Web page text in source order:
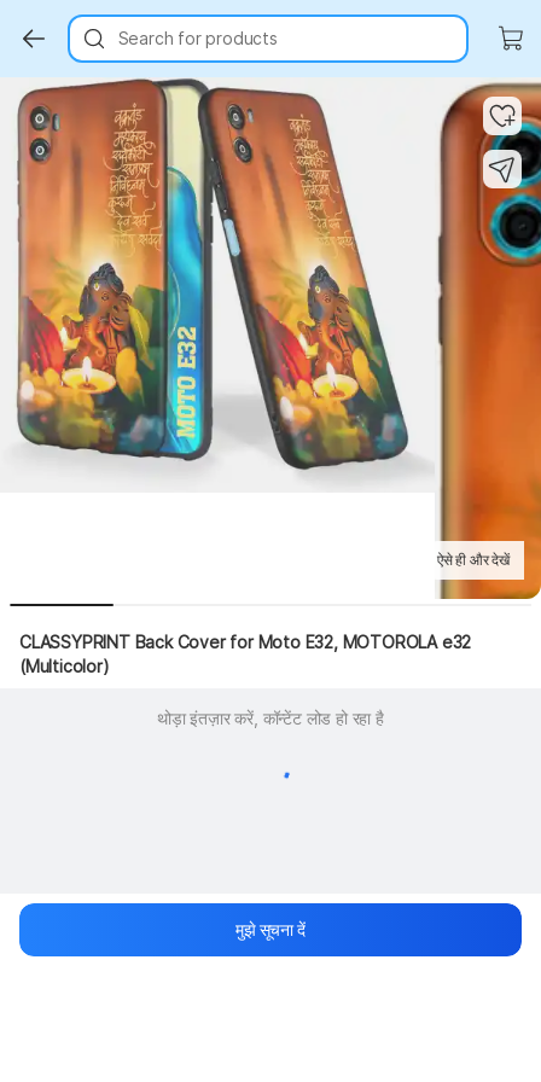
Search for products
Key Highlights Key Highlights
ऐसे ही और देखें
CLASSYPRINT Back Cover for Moto E32, MOTOROLA e32
(Multicolor)
थोड़ा इंतज़ार करें, कॉन्टेंट लोड हो रहा है
मुझे सूचना दें